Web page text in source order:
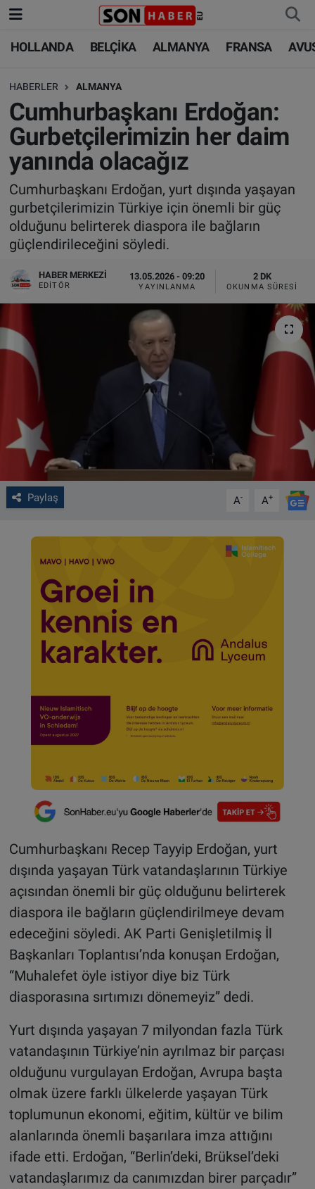
HOLLANDA BELÇİKA ALMANYA FRANSA
HABERLER ALMANYA
Cumhurbaşkanı Erdoğan:
Gurbetçilerimizin her daim
yanında olacağız
Cumhurbaşkanı Erdoğan, yurt dışında yaşayan
gurbetçilerimizin Türkiye için önemli bir güç
olduğunu belirterek diaspora ile bağların
güçlendirileceğini söyledi.
HABER MERKEZI
EDITÖR
13.05.2026 - 09:20
YAYINLANMA
2 DK
OKUNMA SÜRESI
Paylaş A- A+
Cumhurbaşkanı Recep Tayyip Erdoğan, yurt
dışında yaşayan Türk vatandaşlarının Türkiye
açısından önemli bir güç olduğunu belirterek
diaspora ile bağların güçlendirilmeye devam
edeceğini söyledi. AK Parti Genişletilmiş İl
Başkanları Toplantısı’nda konuşan Erdoğan,
“Muhalefet öyle istiyor diye biz Türk
diasporasına sırtımızı dönemeyiz” dedi.
Yurt dışında yaşayan 7 milyondan fazla Türk
vatandaşının Türkiye’nin ayrılmaz bir parçası
olduğunu vurgulayan Erdoğan, Avrupa başta
olmak üzere farklı ülkelerde yaşayan Türk
toplumunun ekonomi, eğitim, kültür ve bilim
alanlarında önemli başarılara imza attığını
ifade etti. Erdoğan, “Berlin’deki, Brüksel’deki
vatandaşlarımız da canımızdan birer parçadır”
HOLLANDA
BELÇİKA
ALMANYA
FRANSA
AVUSTURYA
SAĞLIK - YAŞAM
BİLİM-TEKNOLOJİ
HOLLANDA
BELÇİKA
ALMANYA
TÜRKİYE
DÜNYA
BİLİM-TEKNOLOJİ
SAĞLIK
FOTO GALERİ
ALGEMENE VOORWAARDEN
Çerez Politikası
Nöbetçi Eczaneler
Hava Durumu
Trafik Durumu
Süper Lig Puan Durumu ve Fikstür
Tüm Manşetler
Son Dakika Haberleri
Haber Arşivi